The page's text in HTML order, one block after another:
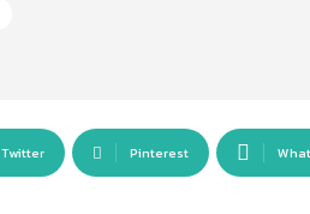
Twitter Pinterest